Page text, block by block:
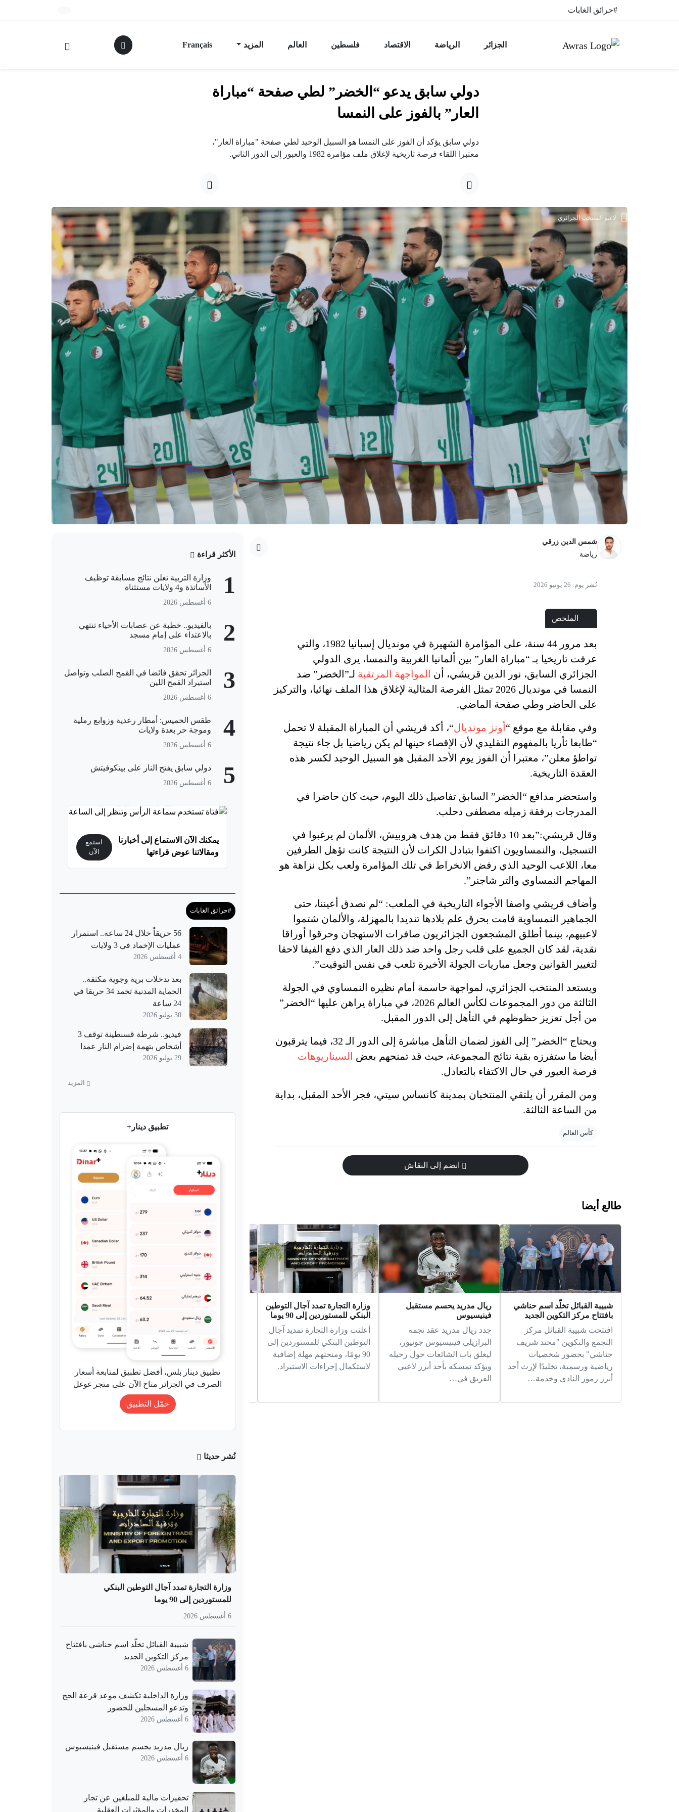
#حرائق الغابات
الجزائر الرياضة الاقتصاد فلسطين العالم المزيد Français
دولي سابق يدعو “الخضر” لطي صفحة “مباراة
العار” بالفوز على النمسا
دولي سابق يؤكد أن الفوز على النمسا هو السبيل الوحيد لطي صفحة "مباراة العار"،
معتبرا اللقاء فرصة تاريخية لإغلاق ملف مؤامرة 1982 والعبور إلى الدور الثاني.
لاعبو المنتخب الجزائري
شمس الدين زرقي
رياضة
نُشر يوم: 26 يونيو 2026
الملخص
بعد مرور 44 سنة، على المؤامرة الشهيرة في مونديال إسبانيا 1982، والتي
عرفت تاريخيا بـ “مباراة العار” بين ألمانيا الغربية والنمسا، يرى الدولي
الجزائري السابق، نور الدين قريشي، أن المواجهة المرتقبة لـ”الخضر” ضد
النمسا في مونديال 2026 تمثل الفرصة المثالية لإغلاق هذا الملف نهائيا، والتركيز
على الحاضر وطي صفحة الماضي.
وفي مقابلة مع موقع “ أونز مونديال“، أكد قريشي أن المباراة المقبلة لا تحمل
“طابعا ثأريا بالمفهوم التقليدي لأن الإقصاء حينها لم يكن رياضيا بل جاء نتيجة
تواطؤ معلن”، معتبرا أن الفوز يوم الأحد المقبل هو السبيل الوحيد لكسر هذه
العقدة التاريخية.
واستحضر مدافع “الخضر” السابق تفاصيل ذلك اليوم، حيث كان حاضرا في
المدرجات برفقة زميله مصطفى دحلب.
وقال قريشي:”بعد 10 دقائق فقط من هدف هروبيش، الألمان لم يرغبوا في
التسجيل، والنمساويون اكتفوا بتبادل الكرات لأن النتيجة كانت تؤهل الطرفين
معا، اللاعب الوحيد الذي رفض الانخراط في تلك المؤامرة ولعب بكل نزاهة هو
المهاجم النمساوي والتر شاجنر”.
وأضاف قريشي واصفا الأجواء التاريخية في الملعب: “لم نصدق أعيننا، حتى
الجماهير النمساوية قامت بحرق علم بلادها تنديدا بالمهزلة، والألمان شتموا
لاعبيهم، بينما أطلق المشجعون الجزائريون صافرات الاستهجان وحرقوا أوراقا
نقدية، لقد كان الجميع على قلب رجل واحد ضد ذلك العار الذي دفع الفيفا لاحقا
لتغيير القوانين وجعل مباريات الجولة الأخيرة تلعب في نفس التوقيت”.
ويستعد المنتخب الجزائري، لمواجهة حاسمة أمام نظيره النمساوي في الجولة
الثالثة من دور المجموعات لكأس العالم 2026، في مباراة يراهن عليها “الخضر”
من أجل تعزيز حظوظهم في التأهل إلى الدور المقبل.
ويحتاج “الخضر” إلى الفوز لضمان التأهل مباشرة إلى الدور الـ 32، فيما يترقبون
أيضا ما ستفرزه بقية نتائج المجموعة، حيث قد تمنحهم بعض السيناريوهات
فرصة العبور في حال الاكتفاء بالتعادل.
ومن المقرر أن يلتقي المنتخبان بمدينة كانساس سيتي، فجر الأحد المقبل، بداية
من الساعة الثالثة.
كأس العالم
انضم إلى النقاش
طالع أيضا
شبيبة القبائل تخلّد اسم حناشي
بافتتاح مركز التكوين الجديد
افتتحت شبيبة القبائل مركز
التجمع والتكوين "محند شريف
حناشي" بحضور شخصيات
رياضية ورسمية، تخليدًا لإرث أحد
أبرز رموز النادي وخدمة…
ريال مدريد يحسم مستقبل
فينيسيوس
جدد ريال مدريد عقد نجمه
البرازيلي فينيسيوس جونيور،
ليغلق باب الشائعات حول رحيله
ويؤكد تمسكه بأحد أبرز لاعبي
الفريق في…
وزارة التجارة تمدد آجال التوطين
البنكي للمستوردين إلى 90 يوما
أعلنت وزارة التجارة تمديد آجال
التوطين البنكي للمستوردين إلى
90 يومًا، ومنحتهم مهلة إضافية
لاستكمال إجراءات الاستيراد.
قرعة الحج وتدعو المسجلين
أعلنت وزارة الداخلية إجراء
قرعة الحج لموسم
الجاري لتحديد القوائم النهائية
للمستفيدين من أداء المناسك.
الأكثر قراءة
1
وزارة التربية تعلن نتائج مسابقة توظيف
الأساتذة و4 ولايات مستثناة
6 أغسطس 2026
2
بالفيديو.. خطبة عن عصابات الأحياء تنتهي
بالاعتداء على إمام مسجد
6 أغسطس 2026
3
الجزائر تحقق فائضا في القمح الصلب وتواصل
استيراد القمح اللين
6 أغسطس 2026
4
طقس الخميس: أمطار رعدية وزوابع رملية
وموجة حر بعدة ولايات
6 أغسطس 2026
5 دولي سابق يفتح النار على بيتكوفيتش
6 أغسطس 2026
يمكنك الآن الاستماع إلى أخبارنا
ومقالاتنا عوض قراءتها
استمع
الآن
#حرائق الغابات
56 حريقاً خلال 24 ساعة.. استمرار
عمليات الإخماد في 3 ولايات
4 أغسطس 2026
بعد تدخلات برية وجوية مكثفة..
الحماية المدنية تخمد 34 حريقا في
24 ساعة
30 يوليو 2026
فيديو.. شرطة قسنطينة توقف 3
أشخاص بتهمة إضرام النار عمدا
29 يوليو 2026
المزيد
تطبيق دينار+
تطبيق دينار بلس، أفضل تطبيق لمتابعة أسعار
الصرف في الجزائر متاح الآن على متجر غوغل
حمّل التطبيق
نُشر حديثا
وزارة التجارة تمدد آجال التوطين البنكي
للمستوردين إلى 90 يوما
6 أغسطس 2026
شبيبة القبائل تخلّد اسم حناشي بافتتاح
مركز التكوين الجديد
6 أغسطس 2026
وزارة الداخلية تكشف موعد قرعة الحج
وتدعو المسجلين للحضور
6 أغسطس 2026
ريال مدريد يحسم مستقبل فينيسيوس
6 أغسطس 2026
تحفيزات مالية للمبلغين عن تجار
المخدرات والمؤثرات العقلية